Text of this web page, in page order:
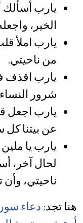
يارب أسألك
الخير،
يارب املأ
من ناحيتي.
يارب اقذف
شرور النساء
يارب اجعل
عن بيتنا كل
يارب يا ملين
لحال آخر،
ناحيتي، وأن
هنا تجد:دعاء